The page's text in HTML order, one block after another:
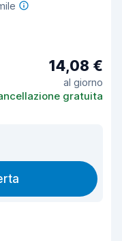
14,08 €
al giorno
gratuita